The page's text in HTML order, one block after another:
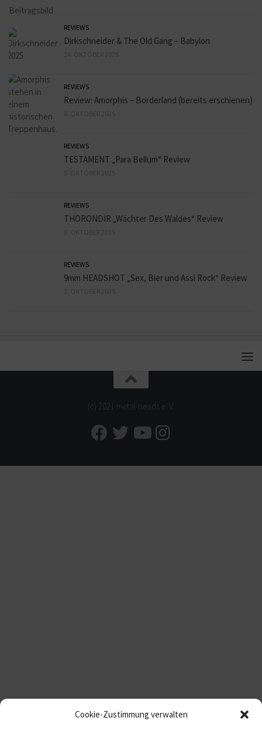
Cookie-Zustimmung verwalten
REVIEWS
Dirkschneider & The Old Gang – Babylon
REVIEWS
Review: Amorphis – Borderland (bereits erschienen)
REVIEWS
TESTAMENT „Para Bellum“ Review
REVIEWS
THORONDIR „Wächter Des Waldes“ Review
REVIEWS
9mm HEADSHOT „Sex, Bier und Assi Rock“ Review
(c) 2021 metal-heads e. V.